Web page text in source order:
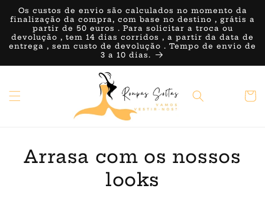
para o
conteúdo
Os custos de envio são calculados no momento da
finalização da compra, com base no destino , grátis a
partir de 50 euros . Para solicitar a troca ou
devolução , tem 14 dias corridos , a partir da data de
entrega , sem custo de devolução . Tempo de envio de
3 a 10 dias.
Arrasa com os nossos
looks